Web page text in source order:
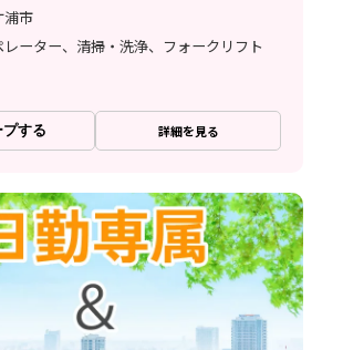
浦市
ーター、清掃・洗浄、フォークリフト
プする 詳細を見る